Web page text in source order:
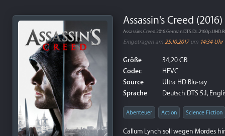
Assassin's Creed
Eingetragen am 25.10.2017um 14:34 Uhr
Größe
34,20 GB
Codec
HEVC
Source
Ultra HD Blu-ray
Sprache
Deutsch DTS 5.1,
Abenteuer Action Science Fiction
Callum Lynch soll wegen Mordes